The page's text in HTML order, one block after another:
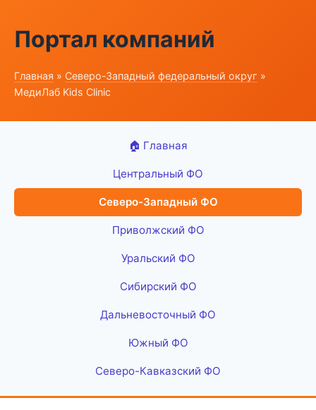
Портал компаний
Главная » Северо-Западный федеральный округ »
МедиЛаб Kids Clinic
🏠 Главная
Центральный ФО
Северо-Западный ФО
Приволжский ФО
Уральский ФО
Сибирский ФО
Дальневосточный ФО
Южный ФО
Северо-Кавказский ФО